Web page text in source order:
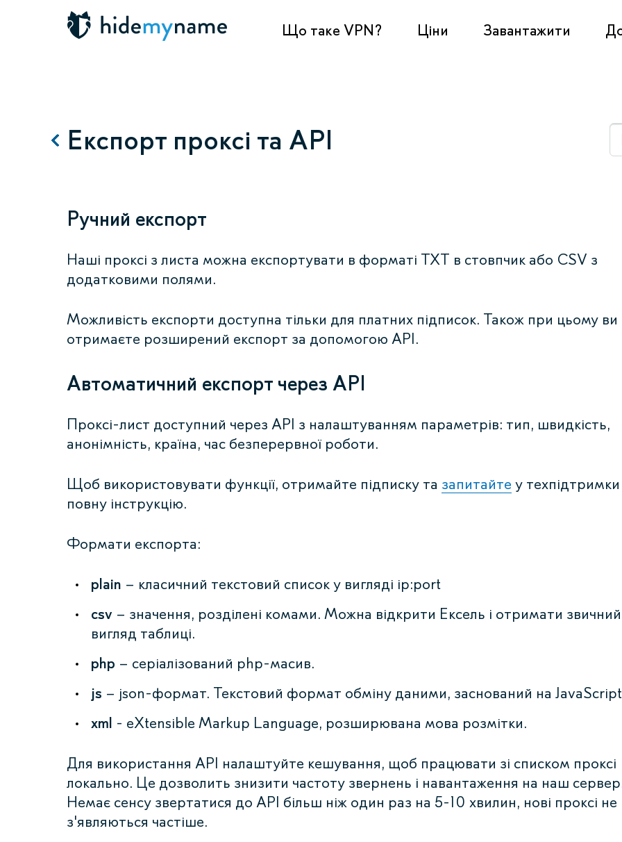
Що таке VPN? Ціни Завантажити
Експорт проксі та API
Ручний експорт
Наші проксі з листа можна експортувати в форматі TXT в стовпчик або CSV з
додатковими полями.
Можливість експорти доступна тільки для платних підписок. Також при цьому ви
отримаєте розширений експорт за допомогою API.
Автоматичний експорт через API
Проксі-лист доступний через API з налаштуванням параметрів: тип, швидкість,
анонімність, країна, час безперервної роботи.
Щоб використовувати функції, отримайте підписку та запитайте у техпідтримки
повну інструкцію.
Формати експорта:
plain – класичний текстовий список у вигляді ip:port
csv – значення, розділені комами. Можна відкрити Ексель і отримати звичний
вигляд таблиці.
php – серіалізований php-масив.
js – json-формат. Текстовий формат обміну даними, заснований на
xml - eXtensible Markup Language, розширювана мова розмітки.
Для використання API налаштуйте кешування, щоб працювати зі списком проксі
локально. Це дозволить знизити частоту звернень і навантаження на наш
Немає сенсу звертатися до API більш ніж один раз на 5-10 хвилин, нові проксі не
з'являються частіше.